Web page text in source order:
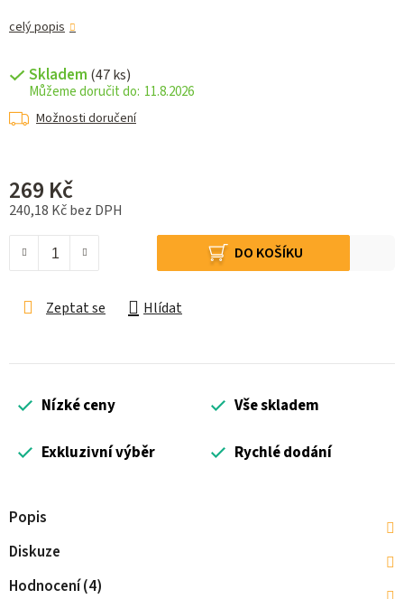
celý popis
Skladem (47 ks)
11.8.2026
Možnosti doručení
269 Kč
240,18 Kč bez DPH
DO KOŠÍKU
Zeptat se Hlídat
Nízké ceny Vše skladem
Exkluzivní výběr Rychlé dodání
Popis
Diskuze
Hodnocení (4)